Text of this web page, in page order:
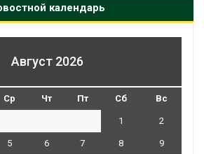
календарь
Август 2026
Ср Чт Пт Сб Вс
1 2
5 6 7 8 9